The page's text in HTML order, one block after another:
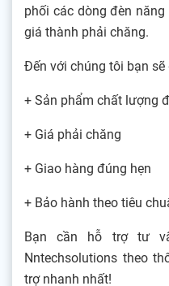
phối các dòng đèn
giá thành phải chăng.
Đến với chúng tôi bạn
+ Sản phẩm chất lượng
+ Giá phải chăng
+ Giao hàng đúng hẹn
+ Bảo hành theo tiêu
Bạn cần hỗ trợ tư
Nntechsolutions theo
trợ nhanh nhất!